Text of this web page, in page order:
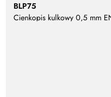
BLP75
Cienkopis kulkowy 0,5 mm